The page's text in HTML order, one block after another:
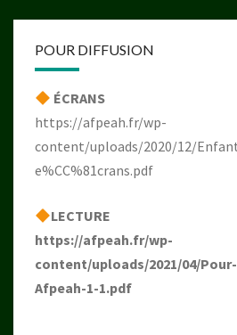
POUR DIFFUSION
ÉCRANS
https://afpeah.fr/wp-
content/uploads/2020/12/
e%CC%81crans.pdf
LECTURE
https://afpeah.fr/wp-
content/uploads/2021/04/
Afpeah-1-1.pdf